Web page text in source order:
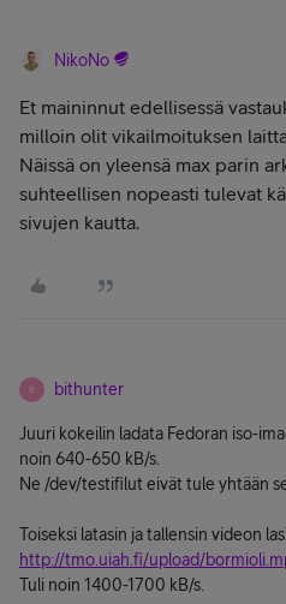
NikoNo
Et maininnut edellisessä
milloin olit vikailmoituksen
Näissä on yleensä max parin
suhteellisen nopeasti tulevat
sivujen kautta.
B bithunter
Juuri kokeilin ladata Fedoran iso-
noin 640-650 kB/s.
Ne /dev/testifilut eivät tule yhtään
Toiseksi latasin ja tallensin videon
http://tmo.uiah.fi/upload/
Tuli noin 1400-1700 kB/s.